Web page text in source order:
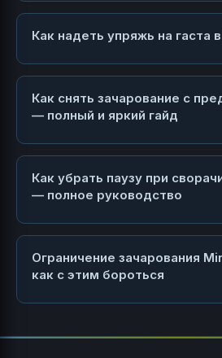
Как надеть упряжь на гаста
Как снять зачарование с
— полный и яркий гайд
Как убрать паузу при
— полное руководство
Ограничение зачарования
как с этим бороться